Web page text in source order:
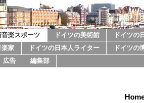
音楽スポーツ ドイツの美術館
ドイツの
楽家
ドイツの日本人ライター
ドイツの
広告 編集部